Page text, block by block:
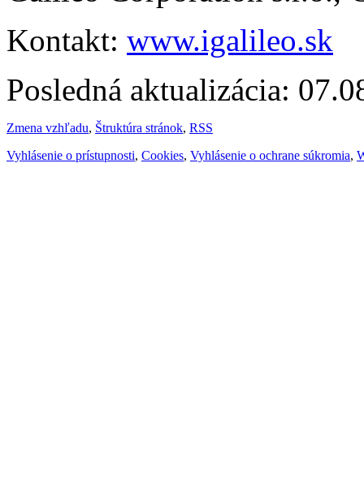
Kontakt: www.igalileo.sk
Posledná aktualizácia:
Zmena vzhľadu, Štruktúra stránok, RSS
Vyhlásenie o prístupnosti, Cookies, Vyhlásenie o ochrane súkromia,